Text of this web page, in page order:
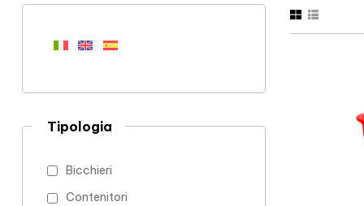
Tipologia
Bicchieri
Contenitori